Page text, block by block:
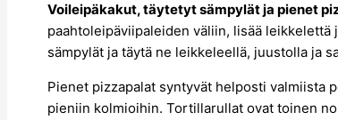
Voileipäkakut, täytetyt sämpylät ja pienet
paahtoleipäviipaleiden väliin, lisää
sämpylät ja täytä ne leikkeleellä, juustolla ja
Pienet pizzapalat syntyvät helposti valmiista
pieniin kolmioihin. Tortillarullat ovat toinen